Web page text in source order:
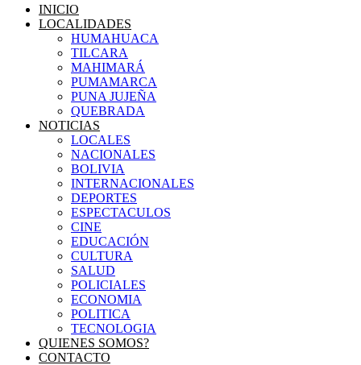
INICIO
LOCALIDADES
HUMAHUACA
TILCARA
MAHIMARÁ
PUMAMARCA
PUNA JUJEÑA
QUEBRADA
NOTICIAS
LOCALES
NACIONALES
BOLIVIA
INTERNACIONALES
DEPORTES
ESPECTACULOS
CINE
EDUCACIÓN
CULTURA
SALUD
POLICIALES
ECONOMIA
POLITICA
TECNOLOGIA
QUIENES SOMOS?
CONTACTO